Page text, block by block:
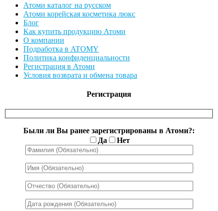
Атоми каталог на русском
Атоми корейская косметика люкс
Блог
Как купить продукцию Атоми
О компании
Подработка в ATOMY
Политика конфиденциальности
Регистрация в Атоми
Условия возврата и обмена товара
Регистрация
Были ли Вы ранее зарегистрированы в Атоми?:
Да
Нет